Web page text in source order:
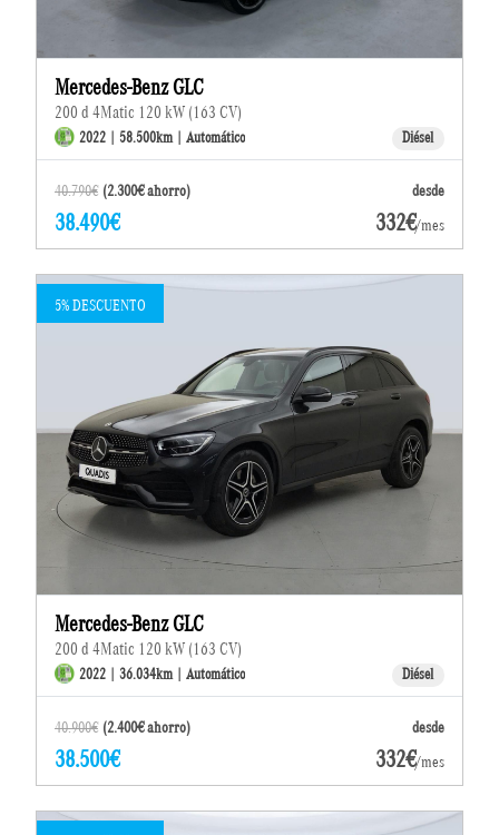
Mercedes-Benz GLC
200 d 4Matic 120 kW (163 CV)
2022 | 58.500km | Automático Diésel
40.790€ (2.300€ ahorro) desde
38.490€ 332€/mes
5% DESCUENTO
Mercedes-Benz GLC
200 d 4Matic 120 kW (163 CV)
2022 | 36.034km | Automático Diésel
40.900€ (2.400€ ahorro) desde
38.500€ 332€/mes